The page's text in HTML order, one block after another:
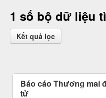
1 số bộ dữ liệu
Kết quả lọc
Báo cáo Thương mại
tử